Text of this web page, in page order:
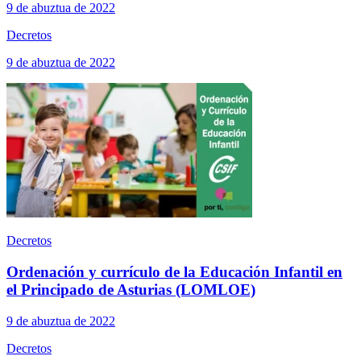
9 de abuztua de 2022
Decretos
9 de abuztua de 2022
Decretos
Ordenación y currículo de la Educación Infantil en
el Principado de Asturias (LOMLOE)
9 de abuztua de 2022
Decretos